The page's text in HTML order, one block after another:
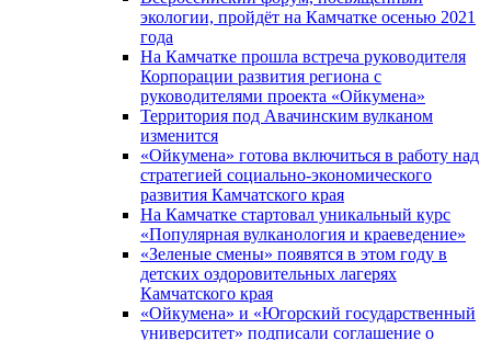
экологии, пройдёт на Камчатке осенью 2021
года
На Камчатке прошла встреча руководителя
Корпорации развития региона с
руководителями проекта «Ойкумена»
Территория под Авачинским вулканом
изменится
«Ойкумена» готова включиться в работу над
стратегией социально-экономического
развития Камчатского края
На Камчатке стартовал уникальный курс
«Популярная вулканология и краеведение»
«Зеленые смены» появятся в этом году в
детских оздоровительных лагерях
Камчатского края
«Ойкумена» и «Югорский государственный
университет» подписали соглашение о